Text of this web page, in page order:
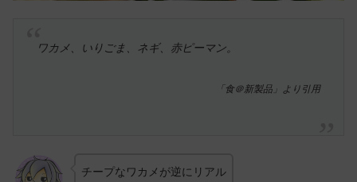
ワカメ、いりごま、ネギ、赤ピーマン。
「食＠新製品」より引用
チープなワカメが逆にリアル